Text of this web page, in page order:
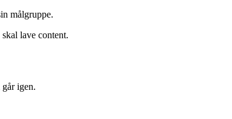
målgruppe.
lave content.
igen.